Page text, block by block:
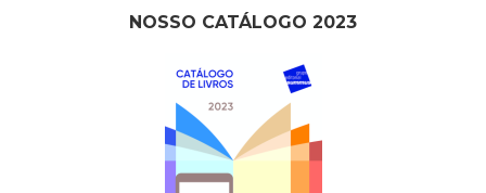
NOSSO CATÁLOGO 2023